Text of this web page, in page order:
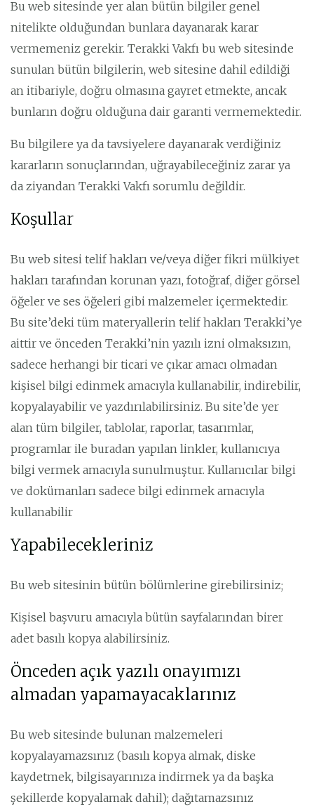
Bu web sitesinde yer alan bütün bilgiler genel
nitelikte olduğundan bunlara dayanarak karar
vermemeniz gerekir. Terakki Vakfı bu web sitesinde
sunulan bütün bilgilerin, web sitesine dahil edildiği
an itibariyle, doğru olmasına gayret etmekte, ancak
bunların doğru olduğuna dair garanti vermemektedir.
Bu bilgilere ya da tavsiyelere dayanarak verdiğiniz
kararların sonuçlarından, uğrayabileceğiniz zarar ya
da ziyandan Terakki Vakfı sorumlu değildir.
Koşullar
Bu web sitesi telif hakları ve/veya diğer fikri mülkiyet
hakları tarafından korunan yazı, fotoğraf, diğer görsel
öğeler ve ses öğeleri gibi malzemeler içermektedir.
Bu site’deki tüm materyallerin telif hakları Terakki’ye
aittir ve önceden Terakki’nin yazılı izni olmaksızın,
sadece herhangi bir ticari ve çıkar amacı olmadan
kişisel bilgi edinmek amacıyla kullanabilir, indirebilir,
kopyalayabilir ve yazdırılabilirsiniz. Bu site’de yer
alan tüm bilgiler, tablolar, raporlar, tasarımlar,
programlar ile buradan yapılan linkler, kullanıcıya
bilgi vermek amacıyla sunulmuştur. Kullanıcılar bilgi
ve dokümanları sadece bilgi edinmek amacıyla
kullanabilir
Yapabilecekleriniz
Bu web sitesinin bütün bölümlerine girebilirsiniz;
Kişisel başvuru amacıyla bütün sayfalarından birer
adet basılı kopya alabilirsiniz.
Önceden açık yazılı onayımızı
almadan yapamayacaklarınız
Bu web sitesinde bulunan malzemeleri
kopyalayamazsınız (basılı kopya almak, diske
kaydetmek, bilgisayarınıza indirmek ya da başka
şekillerde kopyalamak dahil); dağıtamazsınız